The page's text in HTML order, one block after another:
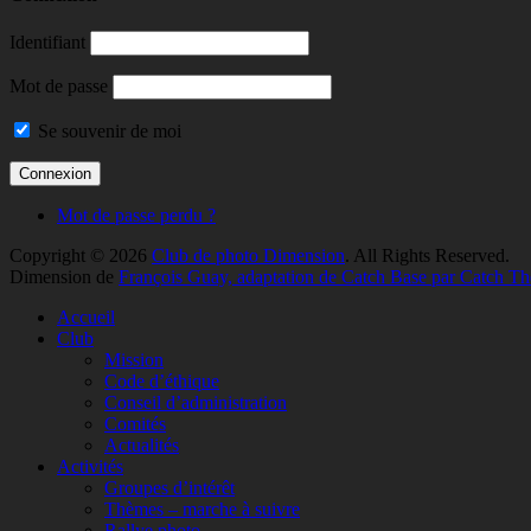
Identifiant
Mot de passe
Se souvenir de moi
Mot de passe perdu ?
Copyright © 2026 Club de photo Dimension. All Rights Reserved.
Dimension de François Guay, adaptation de Catch Base par Catch
remonterAccueil
Club
Mission
Code d’éthique
Conseil d’administration
Comités
Actualités
Activités
Groupes d’intérêt
Thèmes – marche à suivre